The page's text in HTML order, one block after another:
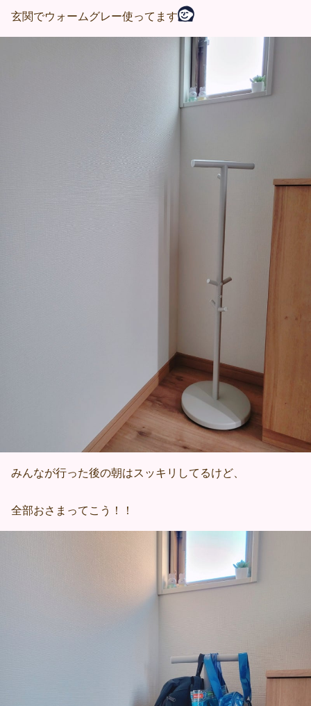
玄関でウォームグレー使ってます
みんなが行った後の朝はスッキリしてるけど、
全部おさまってこう！！